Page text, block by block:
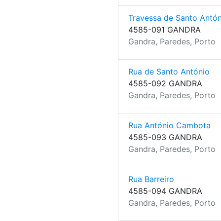
Travessa de Santo
4585-091 GANDRA
Gandra, Paredes, Porto
Rua de Santo António
4585-092 GANDRA
Gandra, Paredes, Porto
Rua António Cambota
4585-093 GANDRA
Gandra, Paredes, Porto
Rua Barreiro
4585-094 GANDRA
Gandra, Paredes, Porto